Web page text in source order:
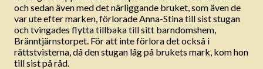
och sedan även med det närliggande bruket, som även de
var ute efter marken, förlorade Anna-Stina till sist stugan
och tvingades flytta tillbaka till sitt barndomshem,
Bränntjärnstorpet. För att inte förlora det också i
rättstvisterna, då den stugan låg på brukets mark, kom hon
till sist på råd.